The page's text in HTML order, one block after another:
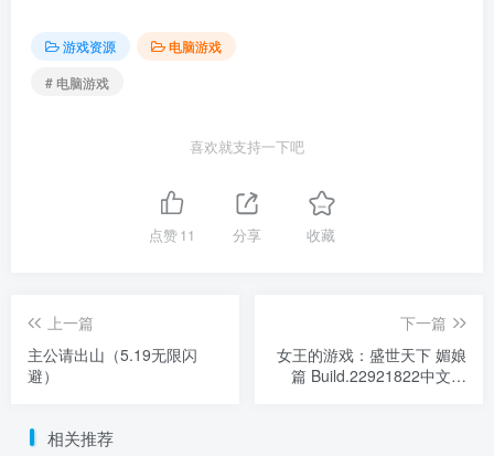
游戏资源
电脑游戏
# 电脑游戏
喜欢就支持一下吧
点赞11 分享 收藏
上一篇
主公请出山（5.19无限闪
避）
下一篇
女王的游戏：盛世天下 媚娘
篇 Build.22921822中文版
相关推荐